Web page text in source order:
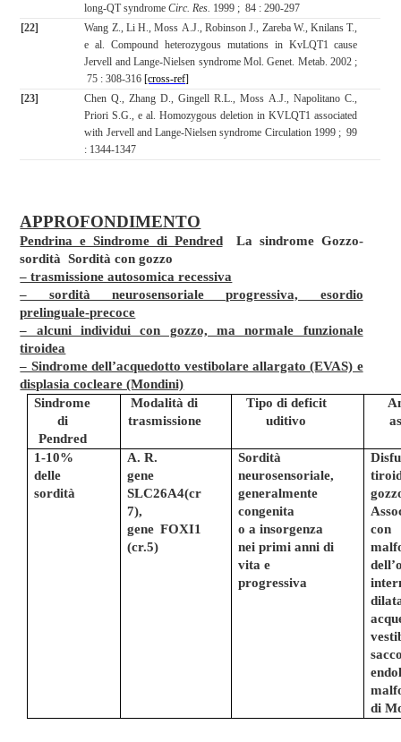
long-QT syndrome Circ. Res. 1999 ; 84 : 290-297
[22]
Wang Z., Li H., Moss A.J., Robinson J., Zareba W., Knilans T.,
e al.Compound heterozygous mutations in KvLQT1 cause
Jervell and Lange-Nielsen syndrome Mol. Genet. Metab. 2002 ;
75 : 308-316 [cross-ref]
[23]
Chen Q., Zhang D., Gingell R.L., Moss A.J., Napolitano C.,
Priori S.G., e al.Homozygous deletion in KVLQT1 associated
with Jervell and Lange-Nielsen syndrome Circulation 1999 ; 99
: 1344-1347
APPROFONDIMENTO
Pendrina e Sindrome di Pendred
La sindrome Gozzo-
sordità Sordità con gozzo
– trasmissione autosomica recessiva
– sordità neurosensoriale progressiva, esordio
prelinguale-precoce
– alcuni individui con gozzo, ma normale funzionale
tiroidea
– Sindrome dell’acquedotto vestibolare allargato (EVAS) e
displasia cocleare (Mondini)
Sindrome
di
Pendred
Modalità di
trasmissione
Tipo di deficit
uditivo
1-10%
delle
sordità
A. R.
gene
SLC26A4(cr
7),
gene FOXI1
(cr.5)
Sordità
neurosensoriale,
generalmente
congenita
o a insorgenza
nei primi anni di
vita e
progressiva
con
di